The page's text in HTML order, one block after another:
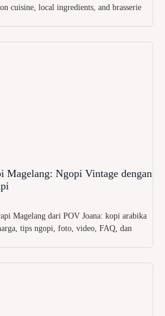
cuisine, local ingredients, and brasserie
Magelang: Ngopi Vintage dengan
Magelang dari POV Joana: kopi arabika
tips ngopi, foto, video, FAQ, dan